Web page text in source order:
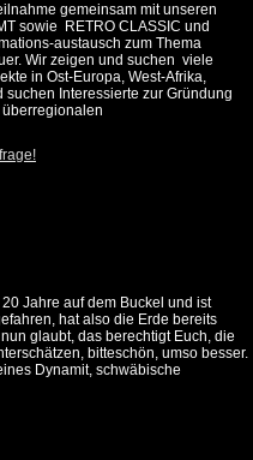
gemeinsam mit unseren
sowie RETRO CLASSIC und
austausch zum Thema
Wir zeigen und suchen viele
in Ost-Europa, West-Afrika,
Interessierte zur Gründung
Jahre auf dem Buckel und ist
hat also die Erde bereits
glaubt, das berechtigt Euch, die
bitteschön, umso besser.
Dynamit, schwäbische